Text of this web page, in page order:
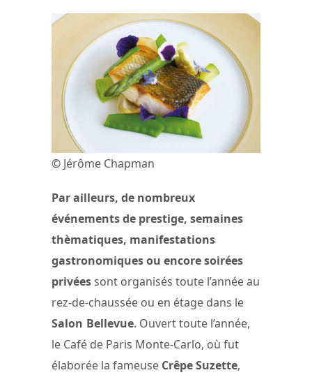
© Jérôme Chapman
Par ailleurs, de nombreux
événements de prestige, semaines
thèmatiques, manifestations
gastronomiques ou encore soirées
privéessont organisés toute l’année au
rez-de-chaussée ou en étage dans le
Salon Bellevue. Ouvert toute l’année,
le Café de Paris Monte-Carlo, où fut
élaborée la fameuse Crêpe Suzette,